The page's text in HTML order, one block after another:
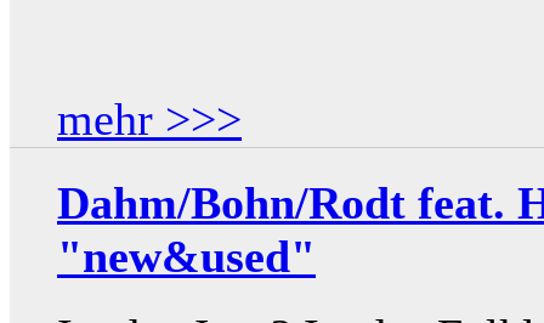
mehr >>>
Dahm/Bohn/Rodt feat.
"new&used"